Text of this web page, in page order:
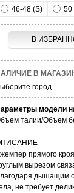
46-48 (S) 50
В
В
город
модели
талии/Объем
прямого
вырезом
дышащим
не требует